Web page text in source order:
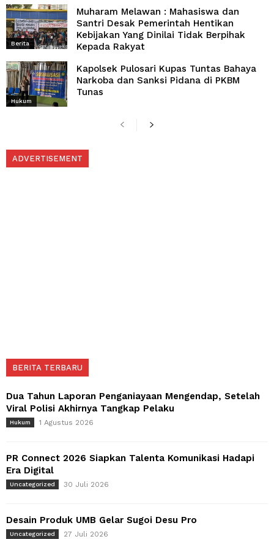
Berita
Muharam Melawan : Mahasiswa dan
Santri Desak Pemerintah Hentikan
Kebijakan Yang Dinilai Tidak Berpihak
Kepada Rakyat
Hukum
Kapolsek Pulosari Kupas Tuntas Bahaya
Narkoba dan Sanksi Pidana di PKBM
Tunas
ADVERTISEMENT
BERITA TERBARU
Dua Tahun Laporan Penganiayaan Mengendap, Setelah
Viral Polisi Akhirnya Tangkap Pelaku
Hukum 1 Agustus 2026
PR Connect 2026 Siapkan Talenta Komunikasi Hadapi
Era Digital
Uncategorized 30 Juli 2026
Desain Produk UMB Gelar Sugoi Desu Pro
Uncategorized 27 Juli 2026